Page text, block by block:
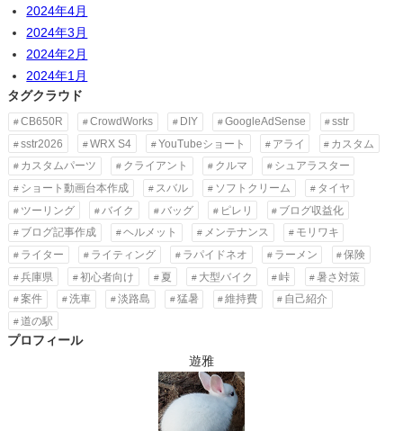
2024年4月
2024年3月
2024年2月
2024年1月
タグクラウド
CB650R CrowdWorks DIY GoogleAdSense
sstr
sstr2026
WRX S4 YouTubeショート アライ
カスタム
カスタムパーツ
クライアント クルマ
シュアラスター
ショート動画台本作成
スバル ソフトクリーム
タイヤ
ツーリング
バイク バッグ ピレリ
ブログ収益化
ブログ記事作成
ヘルメット メンテナンス
モリワキ
ライター
ライティング ラパイドネオ ラーメン
保険
兵庫県
初心者向け 夏 大型バイク 峠
暑さ対策
案件
洗車 淡路島 猛暑 維持費
自己紹介
道の駅
プロフィール
遊雅